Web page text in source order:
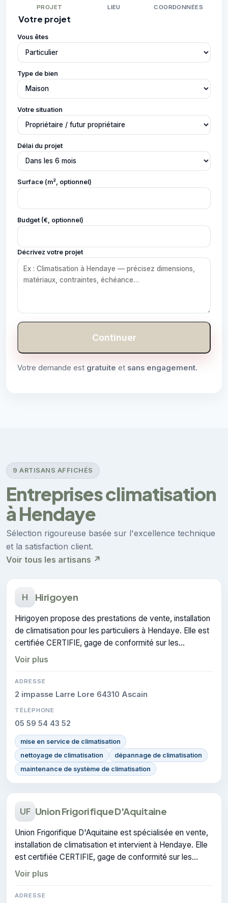
PROJET LIEU COORDONNÉES
Votre projet
Vous êtes
Type de bien
Votre situation
Délai du projet
Surface (m², optionnel)
Budget (€, optionnel)
Décrivez votre projet
Continuer
Votre demande est gratuite et sans engagement.
9 ARTISANS AFFICHÉS
Entreprises climatisation
à Hendaye
Sélection rigoureuse basée sur l'excellence technique
et la satisfaction client.
Voir tous les artisans ↗
H Hirigoyen
Hirigoyen propose des prestations de vente, installation
de climatisation pour les particuliers à Hendaye. Elle est
certifiée CERTIFIE, gage de conformité sur les
interventions réalisées.
Voir plus
ADRESSE
2 impasse Larre Lore 64310 Ascain
TÉLÉPHONE
05 59 54 43 52
mise en service de climatisation
nettoyage de climatisation
dépannage de climatisation
maintenance de système de climatisation
UF Union Frigorifique D'Aquitaine
Union Frigorifique D'Aquitaine est spécialisée en vente,
installation de climatisation et intervient à Hendaye. Elle
est certifiée CERTIFIE, gage de conformité sur les
interventions réalisées.
Voir plus
ADRESSE